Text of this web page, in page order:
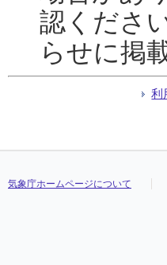
認くださ
らせに掲
利
気象庁ホームページについて